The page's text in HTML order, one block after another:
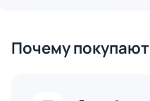
Почему